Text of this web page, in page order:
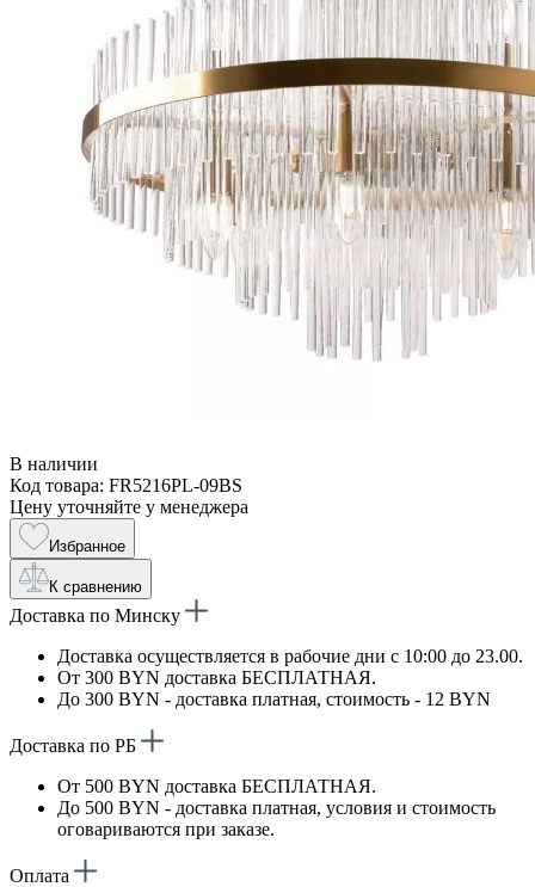
В наличии
Код товара: FR5216PL-09BS
Цену уточняйте у менеджера
Избранное
К сравнению
Доставка по Минску
Доставка осуществляется в рабочие дни с 10:00 до 23.00.
От 300 BYN доставка БЕСПЛАТНАЯ.
До 300 BYN - доставка платная, стоимость - 12 BYN
Доставка по РБ
От 500 BYN доставка БЕСПЛАТНАЯ.
До 500 BYN - доставка платная, условия и стоимость
оговариваются при заказе.
Оплата